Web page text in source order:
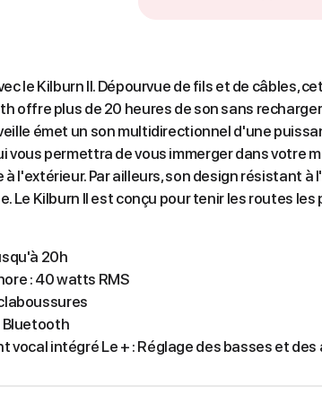
le Kilburn II. Dépourvue de fils et de câbles,
offre plus de 20 heures de son sans
émet un son multidirectionnel d'une
vous permettra de vous immerger dans votre
à l'extérieur. Par ailleurs, son design résistant à
Le Kilburn II est conçu pour tenir les routes les
20h
: 40 watts RMS
Bluetooth
vocal intégré Le + : Réglage des basses et des